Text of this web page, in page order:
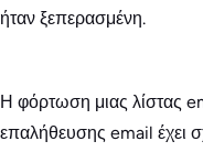
ήταν ξεπερασμένη.
Η φόρτωση μιας λίστας
επαλήθευσης email έχει